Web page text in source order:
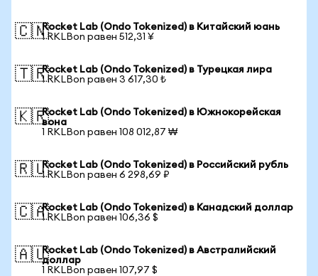
🇨🇳Rocket Lab (Ondo Tokenized) в Китайский юань
1 RKLBon равен 512,31 ¥
🇹🇷Rocket Lab (Ondo Tokenized) в Турецкая лира
1 RKLBon равен 3 617,30 ₺
🇰🇷Rocket Lab (Ondo Tokenized) в Южнокорейская
вона
1 RKLBon равен 108 012,87 ₩
🇷🇺Rocket Lab (Ondo Tokenized) в Российский рубль
1 RKLBon равен 6 298,69 ₽
🇨🇦Rocket Lab (Ondo Tokenized) в Канадский доллар
1 RKLBon равен 106,36 $
🇦🇺Rocket Lab (Ondo Tokenized) в Австралийский
доллар
1 RKLBon равен 107,97 $